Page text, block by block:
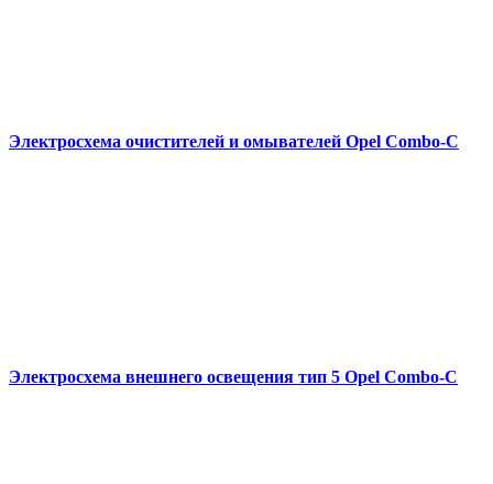
Электросхема очистителей и омывателей Opel Combo-С
Электросхема внешнего освещения тип 5 Opel Combo-С